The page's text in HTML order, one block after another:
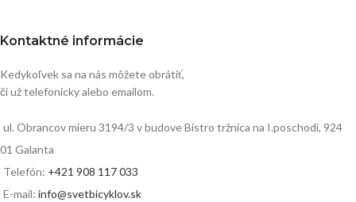
Kontaktné informácie
Kedykoľvek sa na nás môžete obrátiť,
či už telefonicky alebo emailom.
ul. Obrancov mieru 3194/3 v budove Bistro tržnica na I.poschodí, 924
01 Galanta
Telefón: +421 908 117 033
E-mail: info@svetbicyklov.sk